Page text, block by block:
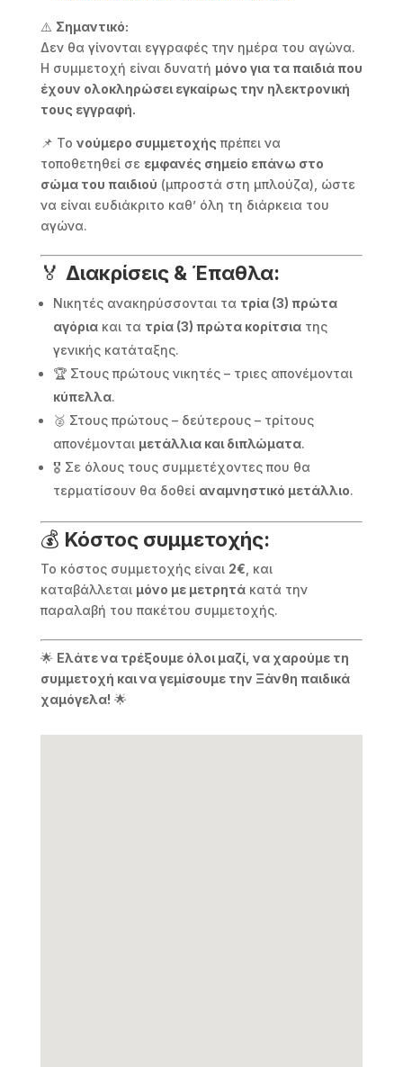
⚠️ Σημαντικό:
Δεν θα γίνονται εγγραφές την ημέρα του αγώνα.
Η συμμετοχή είναι δυνατή μόνο για τα παιδιά που
έχουν ολοκληρώσει εγκαίρως την ηλεκτρονική
τους εγγραφή.
📌 Το νούμερο συμμετοχής πρέπει να
τοποθετηθεί σε εμφανές σημείο επάνω στο
σώμα του παιδιού (μπροστά στη μπλούζα), ώστε
να είναι ευδιάκριτο καθ’ όλη τη διάρκεια του
αγώνα.
🏅 Διακρίσεις & Έπαθλα:
Νικητές ανακηρύσσονται τα τρία (3) πρώτα
αγόριακαι τα τρία (3) πρώτα κορίτσιατης
γενικής κατάταξης.
🏆 Στους πρώτους νικητές – τριες απονέμονται
κύπελλα.
🥈 Στους πρώτους – δεύτερους – τρίτους
απονέμονται μετάλλια και διπλώματα.
🎖 Σε όλους τους συμμετέχοντες που θα
τερματίσουν θα δοθεί αναμνηστικό μετάλλιο.
💰 Κόστος συμμετοχής:
Το κόστος συμμετοχής είναι 2€ , και
καταβάλλεται μόνο με μετρητάκατά την
παραλαβή του πακέτου συμμετοχής.
🌟 Ελάτε να τρέξουμε όλοι μαζί, να χαρούμε τη
συμμετοχή και να γεμίσουμε την Ξάνθη παιδικά
χαμόγελα! 🌟